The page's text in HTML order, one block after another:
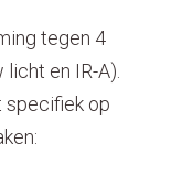
tegen 4
en IR-A).
specifiek op